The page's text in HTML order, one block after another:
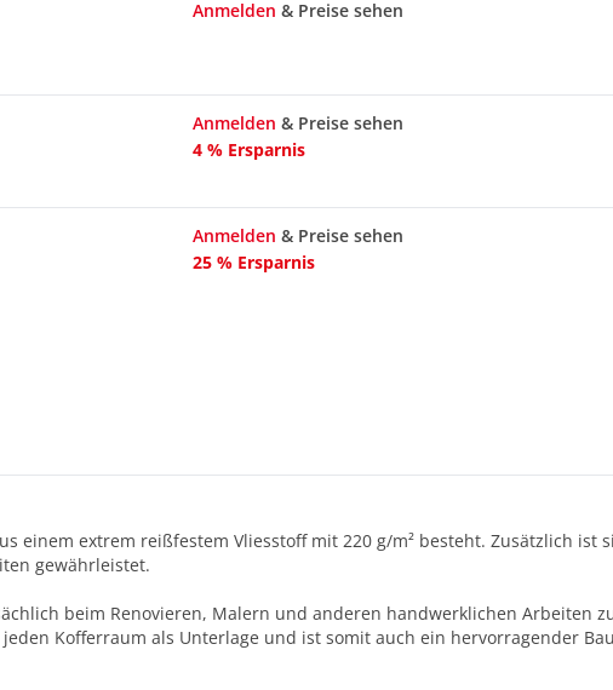
Anmelden & Preise sehen
Anmelden & Preise sehen
4 % Ersparnis
Anmelden & Preise sehen
25 % Ersparnis
einem extrem reißfestem Vliesstoff mit 220 g/m² besteht. Zusätzlich
gewährleistet.
beim Renovieren, Malern und anderen handwerklichen Arbeiten
Kofferraum als Unterlage und ist somit auch ein hervorragender